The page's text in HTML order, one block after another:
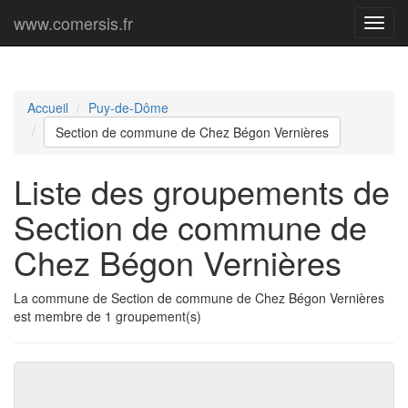
Menu
www.comersis.fr
Accueil
Puy-de-Dôme
Section de commune de Chez Bégon Vernières
Liste des groupements de
Section de commune de
Chez Bégon Vernières
La commune de Section de commune de Chez Bégon Vernières
est membre de 1 groupement(s)